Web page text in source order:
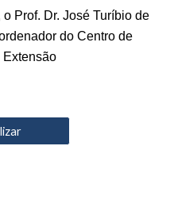
Prof. Dr. José Turíbio de
do Centro de
Extensão